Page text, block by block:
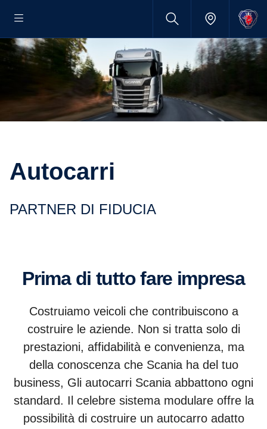
Autocarri
PARTNER DI FIDUCIA
Prima di tutto fare impresa
Costruiamo veicoli che contribuiscono a
costruire le aziende. Non si tratta solo di
prestazioni, affidabilità e convenienza, ma
della conoscenza che Scania ha del tuo
business, Gli autocarri Scania abbattono ogni
standard. Il celebre sistema modulare offre la
possibilità di costruire un autocarro adatto